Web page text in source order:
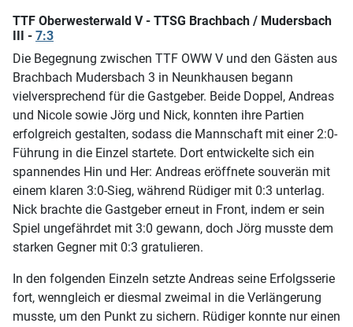
TTF Oberwesterwald V - TTSG Brachbach / Mudersbach
III - 7:3
Die Begegnung zwischen TTF OWW V und den Gästen aus
Brachbach Mudersbach 3 in Neunkhausen begann
vielversprechend für die Gastgeber. Beide Doppel, Andreas
und Nicole sowie Jörg und Nick, konnten ihre Partien
erfolgreich gestalten, sodass die Mannschaft mit einer 2:0-
Führung in die Einzel startete. Dort entwickelte sich ein
spannendes Hin und Her: Andreas eröffnete souverän mit
einem klaren 3:0-Sieg, während Rüdiger mit 0:3 unterlag.
Nick brachte die Gastgeber erneut in Front, indem er sein
Spiel ungefährdet mit 3:0 gewann, doch Jörg musste dem
starken Gegner mit 0:3 gratulieren.
In den folgenden Einzeln setzte Andreas seine Erfolgsserie
fort, wenngleich er diesmal zweimal in die Verlängerung
musste, um den Punkt zu sichern. Rüdiger konnte nur einen